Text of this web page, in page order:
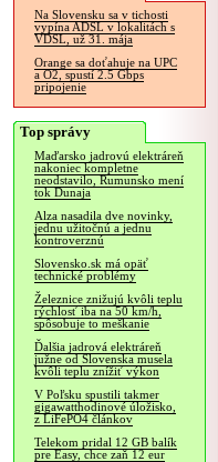
Na Slovensku sa v tichosti
vypína ADSL v lokalitách s
VDSL, už 31. mája
Orange sa doťahuje na UPC
a O2, spustí 2.5 Gbps
pripojenie
Top správy
Maďarsko jadrovú elektráreň
nakoniec kompletne
neodstavilo, Rumunsko mení
tok Dunaja
Alza nasadila dve novinky,
jednu užitočnú a jednu
kontroverznú
Slovensko.sk má opäť
technické problémy
Železnice znižujú kvôli teplu
rýchlosť iba na 50 km/h,
spôsobuje to meškanie
Ďalšia jadrová elektráreň
južne od Slovenska musela
kvôli teplu znížiť výkon
V Poľsku spustili takmer
gigawatthodinové úložisko,
z LiFePO4 článkov
Telekom pridal 12 GB balík
pre Easy, chce zaň 12 eur